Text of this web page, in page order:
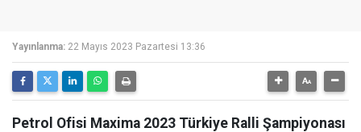
Yayınlanma: 22 Mayıs 2023 Pazartesi 13:36
Petrol Ofisi Maxima 2023 Türkiye Ralli Şampiyonası